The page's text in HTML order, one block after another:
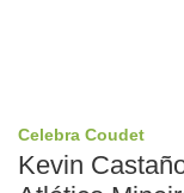
Celebra Coudet
Kevin